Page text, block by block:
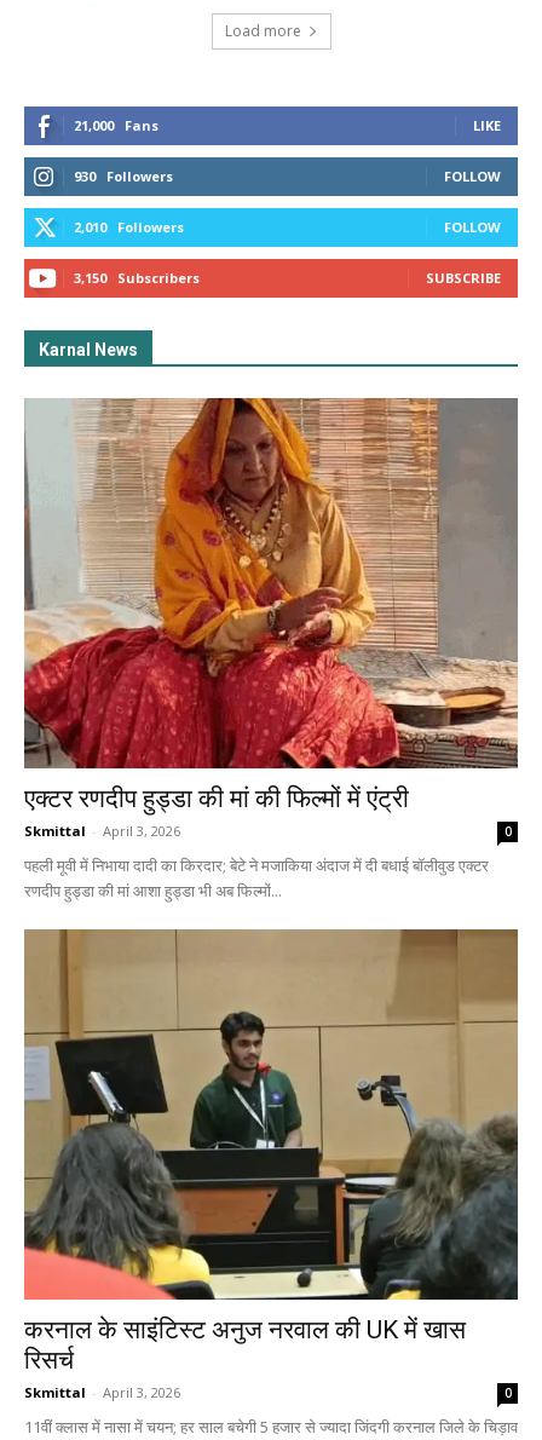
Load more
21,000 Fans LIKE
930 Followers FOLLOW
2,010 Followers FOLLOW
3,150 Subscribers SUBSCRIBE
Karnal News
एक्टर रणदीप हुड्डा की मां की फिल्मों में एंट्री
Skmittal - April 3, 2026 0
पहली मूवी में निभाया दादी का किरदार; बेटे ने मजाकिया अंदाज में दी बधाई बॉलीवुड एक्टर
रणदीप हुड्डा की मां आशा हुड्डा भी अब फिल्मों...
करनाल के साइंटिस्ट अनुज नरवाल की UK में खास
रिसर्च
Skmittal - April 3, 2026 0
11वीं क्लास में नासा में चयन; हर साल बचेगी 5 हजार से ज्यादा जिंदगी करनाल जिले के चिड़ाव